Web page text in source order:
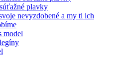
plavky
nevyzdobené a my ti ich
model